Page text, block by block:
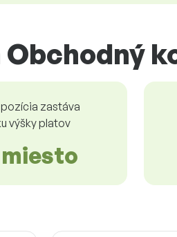
Obchodný
zastáva
výšky platov